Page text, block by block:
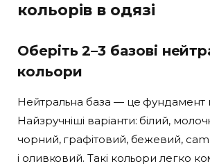
кольорів в одязі
Оберіть 2–3 базові
кольори
Нейтральна база — це фундамент
Найзручніші варіанти: білий,
чорний, графітовий, бежевий,
і оливковий. Такі кольори легко